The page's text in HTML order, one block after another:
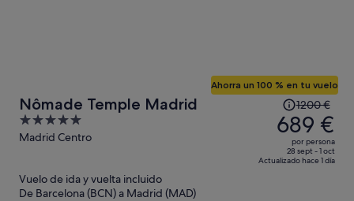
Nômade Temple Madrid
5
out
Madrid Centro
Ahorra un 100 % en tu vuelo
El
precio
era
de
1200 €,
1200 €
689 €
por persona
28 sept - 1 oct
Actualizado hace 1 día
Vuelo de ida y vuelta incluido
De Barcelona (BCN) a Madrid (MAD)